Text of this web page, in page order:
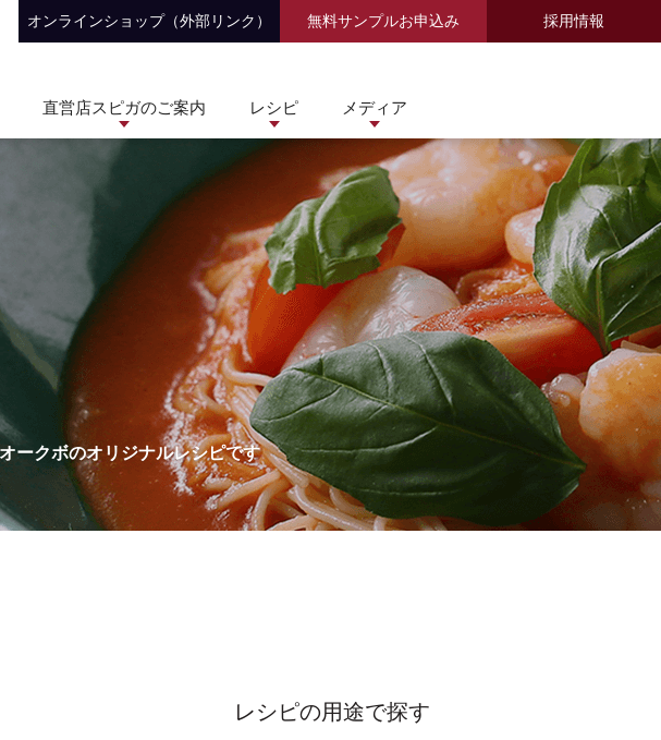
オンラインショップ（外部リンク） 無料サンプルお申込み 採用情報
直営店スピガのご案内 レシピ メディア
ークボのオリジナルレシピです
レシピの用途で探す